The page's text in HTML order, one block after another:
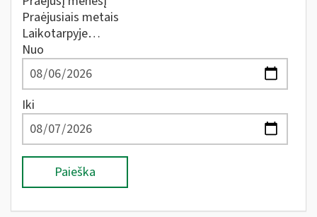
Praėjusiais metais
Laikotarpyje…
Nuo
Iki
Paieška